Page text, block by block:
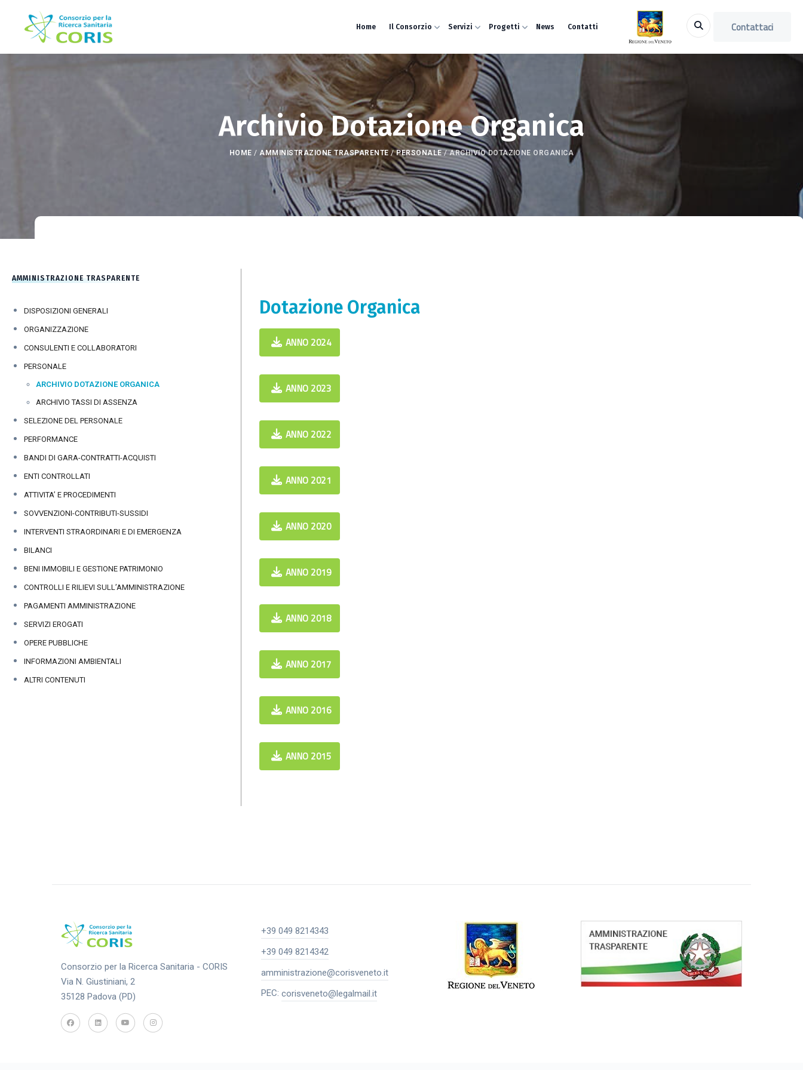
Contattaci
Home Il Consorzio Servizi Progetti News Contatti
Archivio Dotazione Organica
HOME /AMMINISTRAZIONE TRASPARENTE /PERSONALE/ARCHIVIO DOTAZIONE ORGANICA
AMMINISTRAZIONE TRASPARENTE
DISPOSIZIONI GENERALI
ORGANIZZAZIONE
CONSULENTI E COLLABORATORI
PERSONALE
ARCHIVIO DOTAZIONE ORGANICA
ARCHIVIO TASSI DI ASSENZA
SELEZIONE DEL PERSONALE
PERFORMANCE
BANDI DI GARA-CONTRATTI-ACQUISTI
ENTI CONTROLLATI
ATTIVITA’ E PROCEDIMENTI
SOVVENZIONI-CONTRIBUTI-SUSSIDI
INTERVENTI STRAORDINARI E DI EMERGENZA
BILANCI
BENI IMMOBILI E GESTIONE PATRIMONIO
CONTROLLI E RILIEVI SULL’AMMINISTRAZIONE
PAGAMENTI AMMINISTRAZIONE
SERVIZI EROGATI
OPERE PUBBLICHE
INFORMAZIONI AMBIENTALI
ALTRI CONTENUTI
Dotazione Organica
ANNO 2024
ANNO 2023
ANNO 2022
ANNO 2021
ANNO 2020
ANNO 2019
ANNO 2018
ANNO 2017
ANNO 2016
ANNO 2015
Consorzio per la Ricerca Sanitaria - CORIS
Via N. Giustiniani, 2
35128 Padova (PD)
+39 049 8214343
+39 049 8214342
amministrazione@corisveneto.it
PEC: corisveneto@legalmail.it